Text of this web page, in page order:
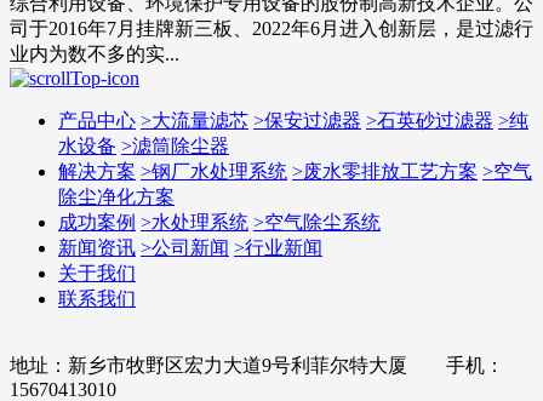
司于2016年7月挂牌新三板、2022年6月进入创新层，是过滤行
业内为数不多的实...
产品中心 >大流量滤芯 >保安过滤器 >石英砂过滤器 >纯
水设备 >滤筒除尘器
解决方案 >钢厂水处理系统 >废水零排放工艺方案 >空气
除尘净化方案
成功案例 >水处理系统 >空气除尘系统
新闻资讯 >公司新闻 >行业新闻
关于我们
联系我们
地址：新乡市牧野区宏力大道9号利菲尔特大厦 手机：
15670413010